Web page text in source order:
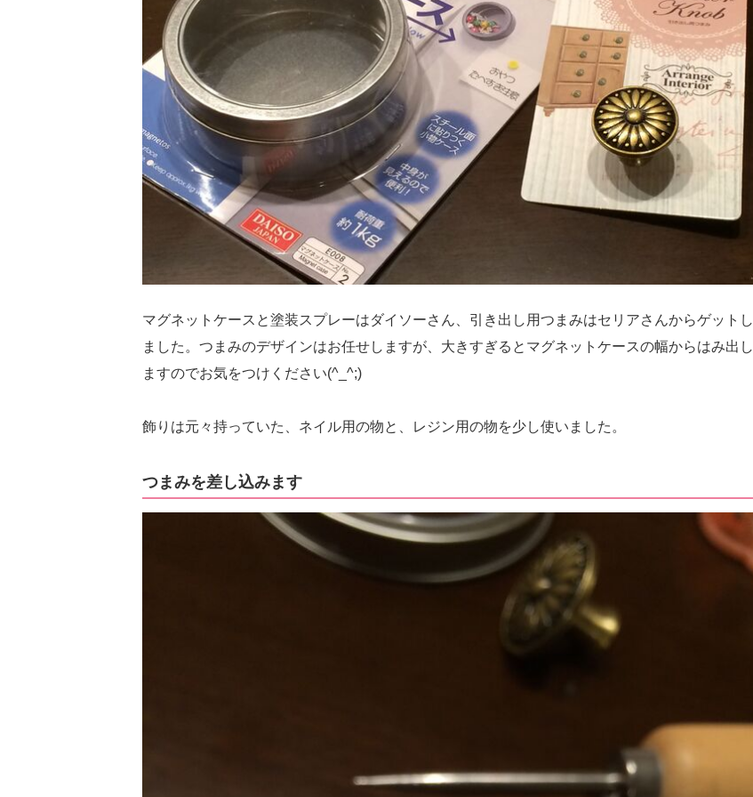
マグネットケースと塗装スプレーはダイソーさん、引き出し用つまみはセリアさんからゲットし
ました。つまみのデザインはお任せしますが、大きすぎるとマグネットケースの幅からはみ出し
ますのでお気をつけください(^_^;)
飾りは元々持っていた、ネイル用の物と、レジン用の物を少し使いました。
つまみを差し込みます